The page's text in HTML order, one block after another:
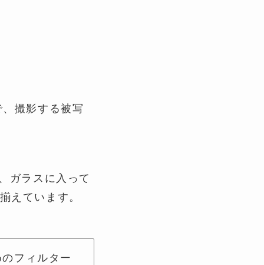
撮影する被写
ガラスに入って
えています。
フィルター